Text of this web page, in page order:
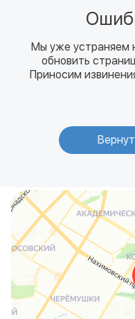
Мы уже устраняем
обновить
Приносим